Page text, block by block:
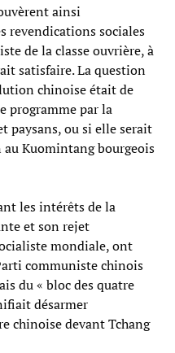
ainsi
revendications sociales
de la classe ouvrière, à
satisfaire. La question
chinoise était de
programme par la
paysans, ou si elle serait
Kuomintang bourgeois
les intérêts de la
et son rejet
mondiale, ont
communiste chinois
du « bloc des quatre
désarmer
chinoise devant Tchang